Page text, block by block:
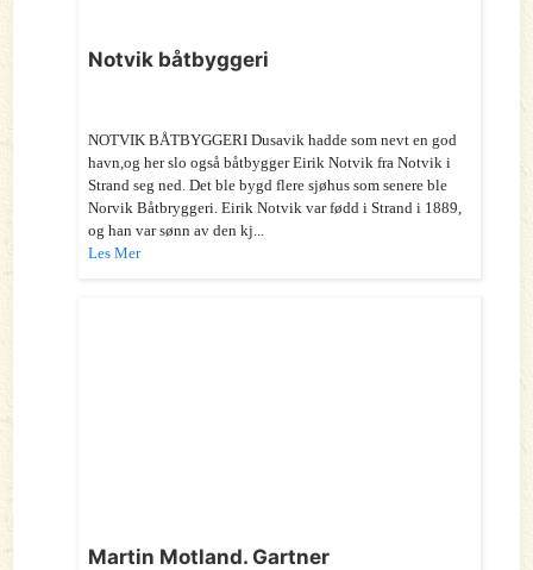
Notvik båtbyggeri
NOTVIK BÅTBYGGERI Dusavik hadde som nevt en god
havn,og her slo også båtbygger Eirik Notvik fra Notvik i
Strand seg ned. Det ble bygd flere sjøhus som senere ble
Norvik Båtbryggeri. Eirik Notvik var fødd i Strand i 1889,
og han var sønn av den kj...
Les Mer
Martin Motland. Gartner